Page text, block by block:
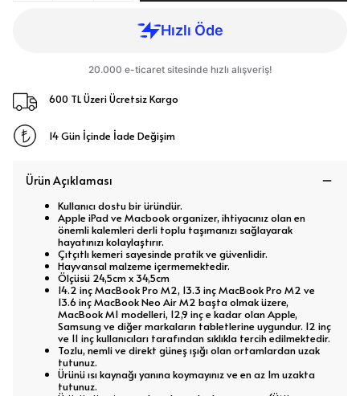
600 TL Üzeri Ücretsiz Kargo
14 Gün İçinde İade Değişim
Ürün Açıklaması
Kullanıcı dostu bir üründür.
Apple iPad ve Macbook organizer, ihtiyacınız olan en
önemli kalemleri derli toplu taşımanızı sağlayarak
hayatınızı kolaylaştırır.
Çıtçıtlı kemeri sayesinde pratik ve güvenlidir.
Hayvansal malzeme içermemektedir.
Ölçüsü 24,5cm x 34,5cm
14.2 inç MacBook Pro M2, 13.3 inç MacBook Pro M2 ve
13.6 inç MacBook Neo Air M2 başta olmak üzere,
MacBook M1 modelleri, 12,9 inç e kadar olan Apple,
Samsung ve diğer markaların tabletlerine uygundur. 12 inç
ve 11 inç kullanıcıları tarafından sıklıkla tercih edilmektedir.
Tozlu, nemli ve direkt güneş ışığı olan ortamlardan uzak
tutunuz.
Ürünü ısı kaynağı yanına koymayınız ve en az 1m uzakta
tutunuz.